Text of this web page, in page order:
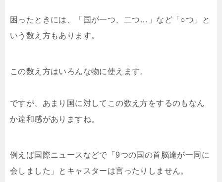
困ったときには、「国が一つ、二つ…」など「○つ」と
いう数え方もあります。
この数え方はいろんな物に使えます。
ですが、あまり国に対してこの数え方をするのもなん
か違和感がありますね。
例えば国際ニュースなどで「9つの国の首脳達が一同に
会しました」とキャスターは言ったりしません。